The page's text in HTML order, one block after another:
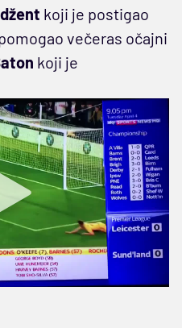
koji je postigao
večeras očajni
koji je